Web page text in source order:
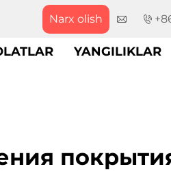
Narx olish
YANGILIKLAR